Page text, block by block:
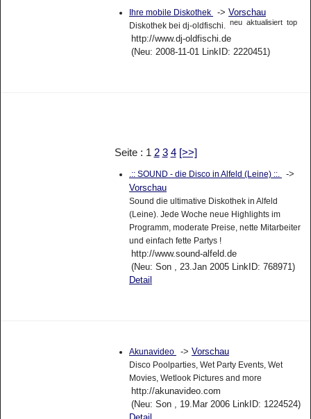
Ihre mobile Diskothek -> Vorschau
Diskothek bei dj-oldfischi. neu aktualisiert top
http://www.dj-oldfischi.de
(Neu: 2008-11-01 LinkID: 2220451)
Seite : 1 2 3 4 [>>]
.:: SOUND - die Disco in Alfeld (Leine) ::.
->
Vorschau
Sound die ultimative Diskothek in Alfeld
(Leine). Jede Woche neue Highlights im
Programm, moderate Preise, nette Mitarbeiter
und einfach fette Partys !
http://www.sound-alfeld.de
(Neu: Son , 23.Jan 2005 LinkID: 768971)
Detail
Akunavideo -> Vorschau
Disco Poolparties, Wet Party Events, Wet
Movies, Wetlook Pictures and more
http://akunavideo.com
(Neu: Son , 19.Mar 2006 LinkID: 1224524)